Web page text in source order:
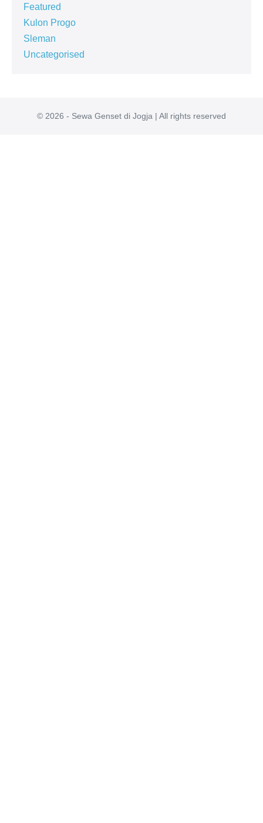
Featured
Kulon Progo
Sleman
Uncategorised
© 2026 - Sewa Genset di Jogja | All rights reserved